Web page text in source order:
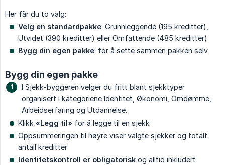
Her får du to valg:
Velg en standardpakke: Grunnleggende (195 kreditter),
Utvidet (390 kreditter) eller Omfattende (485 kreditter)
Bygg din egen pakke: for å sette sammen pakken selv
Bygg din egen pakke
I Sjekk-byggeren velger du fritt blant sjekktyper
organisert i kategoriene Identitet, Økonomi, Omdømme,
Arbeidserfaring og Utdannelse.
Klikk «Legg til» for å legge til en sjekk
Oppsummeringen til høyre viser valgte sjekker og totalt
antall kreditter
Identitetskontroll er obligatorisk og alltid inkludert